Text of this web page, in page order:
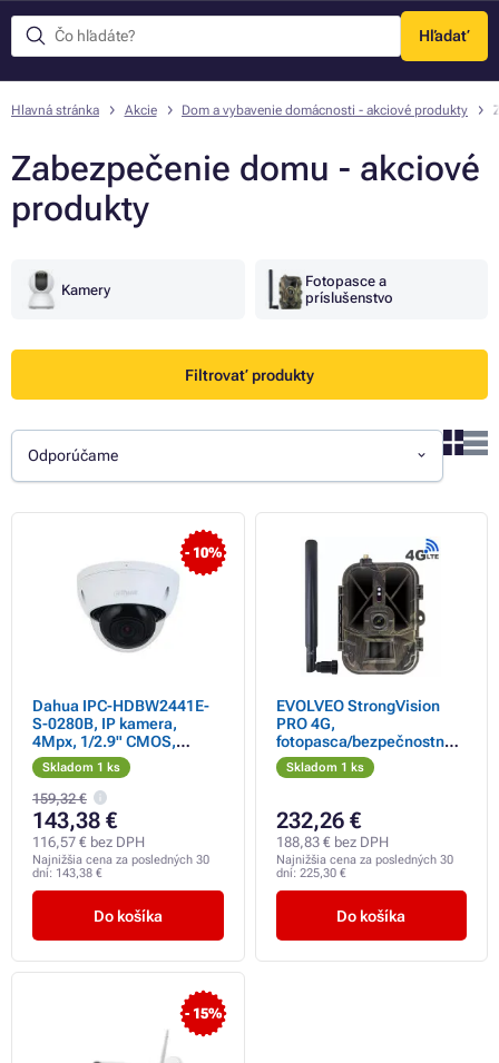
Hľadať
Menu
Hlavná stránka Akcie Dom a vybavenie domácnosti - akciové produkty
Zabezpečenie domu - akciové
produkty
Kamery
Fotopasce a
príslušenstvo
Filtrovať produkty
Odporúčame
- 10%
Dahua IPC-HDBW2441E-
S-0280B, IP kamera,
4Mpx, 1/2.9" CMOS,
objektív 2, 8 mm, IR<30,
IP67, IK10 - Použité
Skladom 1 ks
159,32 €
143,38 €
116,57 € bez DPH
Najnižšia cena za posledných 30
dní: 143,38 €
Do košíka
EVOLVEO StrongVision
PRO 4G,
fotopasca/bezpečnostná
kamera - Použité
Skladom 1 ks
232,26 €
188,83 € bez DPH
Najnižšia cena za posledných 30
dní: 225,30 €
Do košíka
- 15%